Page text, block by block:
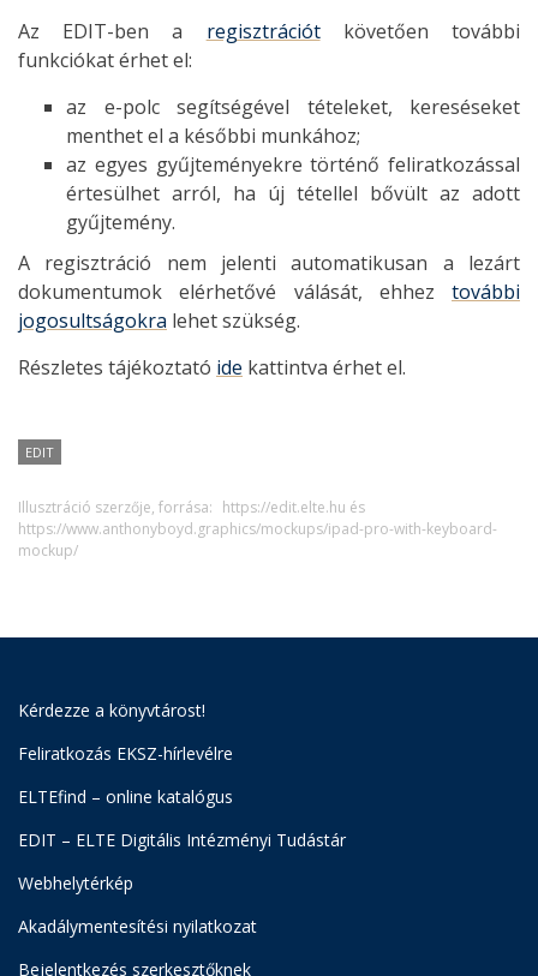
Az EDIT-ben a regisztrációtkövetően további
funkciókat érhet el:
az e-polc segítségével tételeket, kereséseket
menthet el a későbbi munkához;
az egyes gyűjteményekre történő feliratkozással
értesülhet arról, ha új tétellel bővült az adott
gyűjtemény.
A regisztráció nem jelenti automatikusan a lezárt
dokumentumok elérhetővé válását, ehhez további
jogosultságokra lehet szükség.
Részletes tájékoztató ide kattintva érhet el.
EDIT
Illusztráció szerzője, forrása: https://edit.elte.hu és
https://www.anthonyboyd.graphics/mockups/ipad-pro-with-keyboard-
mockup/
Kérdezze a könyvtárost!
Feliratkozás EKSZ-hírlevélre
ELTEfind – online katalógus
EDIT – ELTE Digitális Intézményi Tudástár
Webhelytérkép
Akadálymentesítési nyilatkozat
Bejelentkezés szerkesztőknek